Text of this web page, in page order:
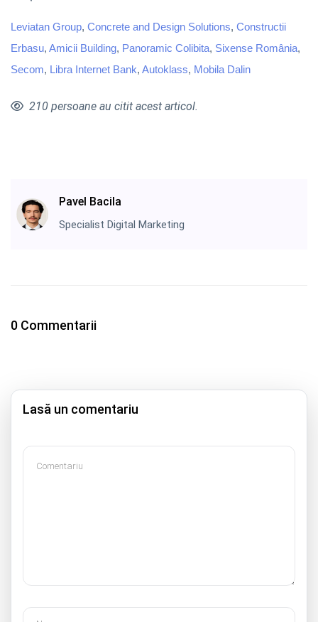
Leviatan Group, Concrete and Design Solutions, Constructii
Erbasu, Amicii Building, Panoramic Colibita, Sixense România,
Secom, Libra Internet Bank, Autoklass, Mobila Dalin
210 persoane au citit acest articol.
Pavel Bacila
Specialist Digital Marketing
0 Commentarii
Lasă un comentariu